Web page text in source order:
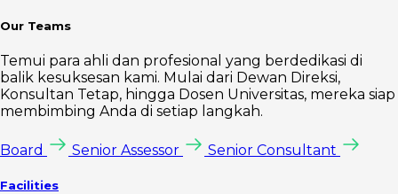
Our Teams
Temui para ahli dan profesional yang berdedikasi di
balik kesuksesan kami. Mulai dari Dewan Direksi,
Konsultan Tetap, hingga Dosen Universitas, mereka siap
membimbing Anda di setiap langkah.
Board Senior Assessor Senior Consultant
Facilities